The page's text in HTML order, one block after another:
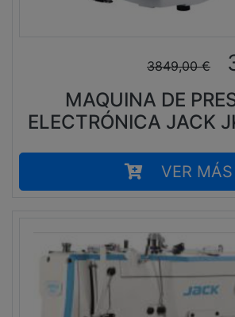
3849,00 €
MAQUINA DE
ELECTRÓNICA JACK
VER MÁS